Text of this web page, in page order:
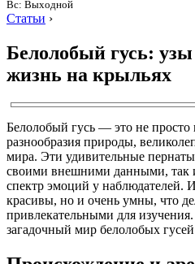
Вс: Выходной
Статьи ›
Белолобый гусь:
жизнь на крыльях
Белолобый гусь — это не
разнообразия природы,
мира. Эти удивительные
своими внешними данными, так
спектр эмоций у наблюдателей.
красивы, но и очень умны, что
привлекательными для
загадочный мир белолобых